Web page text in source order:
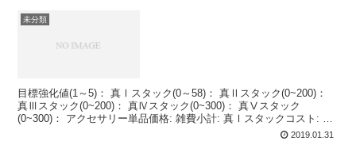
未分類
目標強化値(1～5)： 真Ⅰスタック(0～58)： 真Ⅱスタック(0~200)：
真Ⅲスタック(0~200)： 真Ⅳスタック(0~300)： 真Ⅴスタック
(0~300)： アクセサリー単品価格: 雑費小計: 真Ⅰスタックコスト: 真
2019.01.31